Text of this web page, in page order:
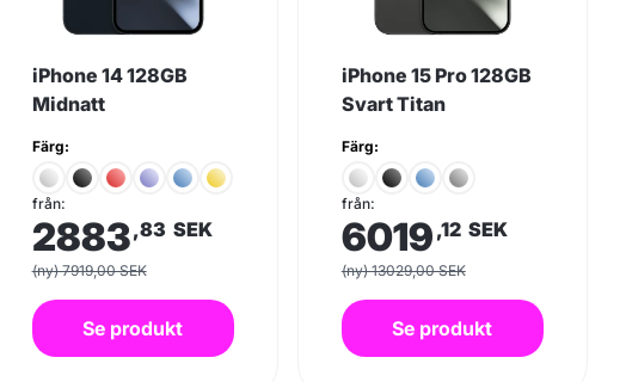
iPhone 14 128GB
Midnatt
Färg:
från:
2883,83 SEK
(ny) 7919,00 SEK
Se produkt
iPhone 15 Pro 128GB
Svart Titan
Färg:
från:
6019 ,12 SEK
(ny) 13029,00 SEK
Se produkt